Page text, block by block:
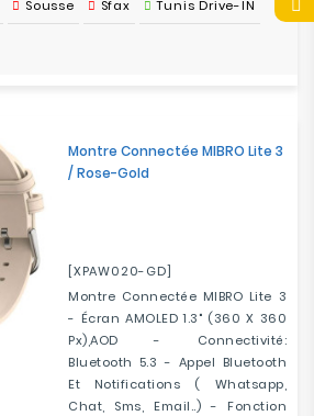
Sousse Sfax Tunis Drive-IN
Montre Connectée MIBRO Lite 3
/ Rose-Gold
[XPAW020-GD]
Montre Connectée MIBRO Lite 3
- Écran AMOLED 1.3" (360 X 360
Px),AOD - Connectivité:
Bluetooth 5.3 - Appel Bluetooth
Et Notifications ( Whatsapp,
Chat, Sms, Email..) - Fonction